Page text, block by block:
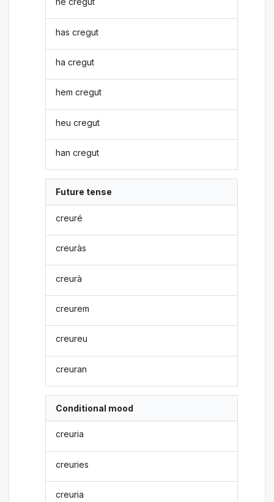
has cregut
ha cregut
hem cregut
heu cregut
han cregut
Future tense
creuré
creuràs
creurà
creurem
creureu
creuran
Conditional mood
creuria
creuries
creuria